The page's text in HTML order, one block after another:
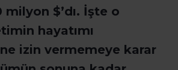
milyon $’dı. İşte o
hayatımı
izin vermemeye karar